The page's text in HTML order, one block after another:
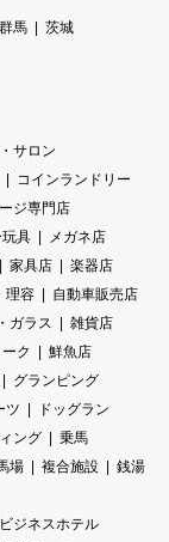
群馬 茨城
サロン
コインランドリー
ジ専門店
具
メガネ店
家具店
楽器店
理容
自動車販売店
ガラス
雑貨店
ク
鮮魚店
グランピング
ツ
ドッグラン
ング
乗馬
場 複合施設
銭湯
ビジネスホテル